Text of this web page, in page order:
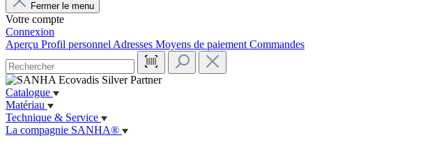
Fermer le menu
Votre compte
Connexion
Aperçu Profil personnel Adresses Moyens de paiement Commandes
Catalogue
Matériau
Technique & Service
La compagnie SANHA®